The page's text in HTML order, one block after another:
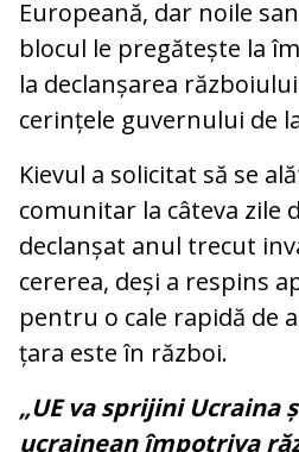
Europeană, dar noile
blocul le pregătește la
la declanșarea
cerințele guvernului de
Kievul a solicitat să se
comunitar la câteva zile
declanșat anul trecut
cererea, deși a respins
pentru o cale rapidă de
țara este în război.
„UE va sprijini Ucraina
ucrainean împotriva